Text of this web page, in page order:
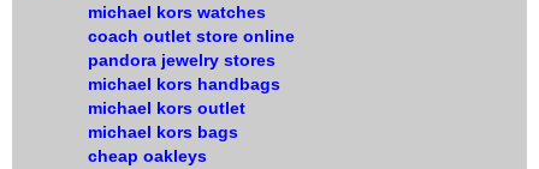
michael kors watches
coach outlet store online
pandora jewelry stores
michael kors handbags
michael kors outlet
michael kors bags
cheap oakleys